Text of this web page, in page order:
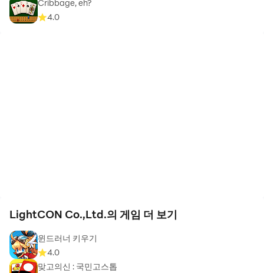
Cribbage, eh?
4.0
LightCON Co.,Ltd.의 게임 더 보기
윈드러너 키우기
4.0
맞고의신 : 국민고스톱